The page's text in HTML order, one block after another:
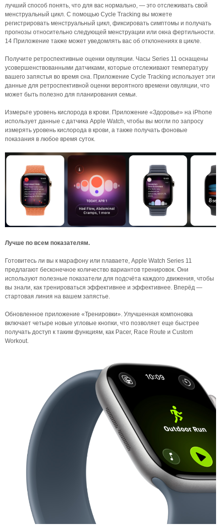
лучший способ понять, что для вас нормально, — это отслеживать свой
менструальный цикл. С помощью Cycle Tracking вы можете
регистрировать менструальный цикл, фиксировать симптомы и получать
прогнозы относительно следующей менструации или окна фертильности.
14 Приложение также может уведомлять вас об отклонениях в цикле.
Получите ретроспективные оценки овуляции. Часы Series 11 оснащены
усовершенствованными датчиками, которые отслеживают температуру
вашего запястья во время сна. Приложение Cycle Tracking использует эти
данные для ретроспективной оценки вероятного времени овуляции, что
может быть полезно для планирования семьи.
Измерьте уровень кислорода в крови. Приложение «Здоровье» на iPhone
использует данные с датчика Apple Watch, чтобы вы могли по запросу
измерять уровень кислорода в крови, а также получать фоновые
показания в любое время суток.
Лучше по всем показателям.
Готовитесь ли вы к марафону или плаваете, Apple Watch Series 11
предлагают бесконечное количество вариантов тренировок. Они
используют полезные показатели для подсчёта каждого движения, чтобы
вы знали, как тренироваться эффективнее и эффективнее. Вперёд —
стартовая линия на вашем запястье.
Обновленное приложение «Тренировки». Улучшенная компоновка
включает четыре новые угловые кнопки, что позволяет еще быстрее
получать доступ к таким функциям, как Pacer, Race Route и Custom
Workout.